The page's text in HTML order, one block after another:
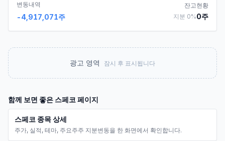
변동내역
-4,917,071주
잔고현황
지분 0%0주
광고 영역 잠시 후 표시됩니다
함께 보면 좋은 스페코 페이지
스페코 종목 상세
주가, 실적, 테마, 주요주주 지분변동을 한 화면에서 확인합니다.